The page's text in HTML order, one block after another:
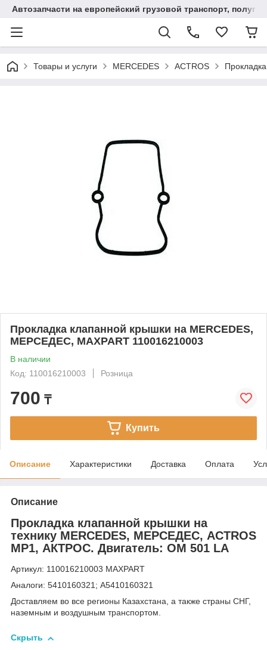
Автозапчасти на европейский грузовой транспорт,
Товары и услуги MERCEDES ACTROS
Прокладка клапанной крышки на MERCEDES,
МЕРСЕДЕС, MAXPART 110016210003
В наличии
Код: 110016210003
Розница
700 ₸
Купить
Описание Характеристики Доставка Оплата
Описание
Прокладка клапанной крышки на
технику MERCEDES, МЕРСЕДЕС, ACTROS
MP1, АКТРОС. Двигатель: OM 501 LA
Артикул: 110016210003 MAXPART
Аналоги: 5410160321; A5410160321
Доставляем во все регионы Казахстана, а также страны СНГ,
наземным и воздушным транспортом.
Скрыть